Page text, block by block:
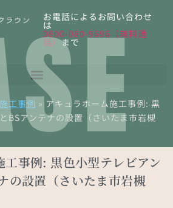
お電話によるお問い合わせ
は
0800-080-9696（無料通
話）まで
工事例 » アキュラホーム施工事例: 黒
BSアンテナの設置（さいたま市岩槻
工事例: 黒色小型テレビアン
の設置（さいたま市岩槻